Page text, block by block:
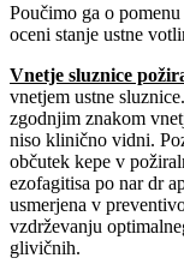
Poučimo ga o
oceni stanje ustne
Vnetje sluznice
vnetjem ustne
zgodnjim znakom
niso klinično vidni.
občutek kepe v
ezofagitisa po nar dr
usmerjena v
vzdrževanju
glivičnih.